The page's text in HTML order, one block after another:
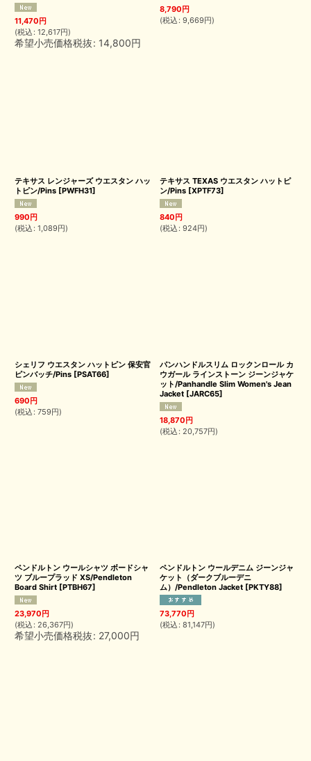
11,470円
(税込 : 12,617円)
希望小売価格税抜: 14,800円
8,790円
(税込 : 9,669円)
テキサス レンジャーズ ウエスタン ハッ
トピン/Pins [PWFH31]
990円
(税込 : 1,089円)
テキサス TEXAS ウエスタン ハットピ
ン/Pins [XPTF73]
840円
(税込 : 924円)
シェリフ ウエスタン ハットピン 保安官
ピンバッチ/Pins [PSAT66]
690円
(税込 : 759円)
パンハンドルスリム ロックンロール カ
ウガール ラインストーン ジーンジャケ
ット/Panhandle Slim Women's Jean
Jacket [JARC65]
18,870円
(税込 : 20,757円)
ペンドルトン ウールシャツ ボードシャ
ツ ブループラッド XS/Pendleton
Board Shirt [PTBH67]
23,970円
(税込 : 26,367円)
希望小売価格税抜: 27,000円
ペンドルトン ウールデニム ジーンジャ
ケット（ダークブルーデニ
ム）/Pendleton Jacket [PKTY88]
73,770円
(税込 : 81,147円)